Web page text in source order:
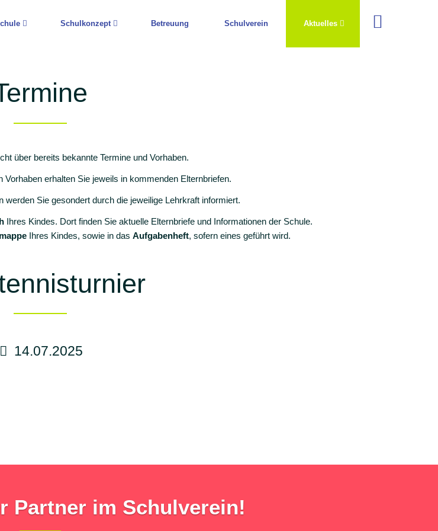
Schulkonzept Betreuung Schulverein Aktuelles
über bereits bekannte Termine und Vorhaben.
erhalten Sie jeweils in kommenden Elternbriefen.
werden Sie gesondert durch die jeweilige Lehrkraft informiert.
Ihres Kindes. Dort finden Sie aktuelle Elternbriefe und Informationen der Schule.
Ihres Kindes, sowie in das Aufgabenheft, sofern eines geführt wird.
14.07.2025
Partner im Schulverein!